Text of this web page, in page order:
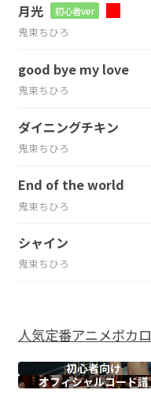
月光 初心者ver
鬼束ちひろ
good bye my love
鬼束ちひろ
ダイニングチキン
鬼束ちひろ
End of the world
鬼束ちひろ
シャイン
鬼束ちひろ
人気定番アニメボカロ
初心者向け
オフィシャルコード譜